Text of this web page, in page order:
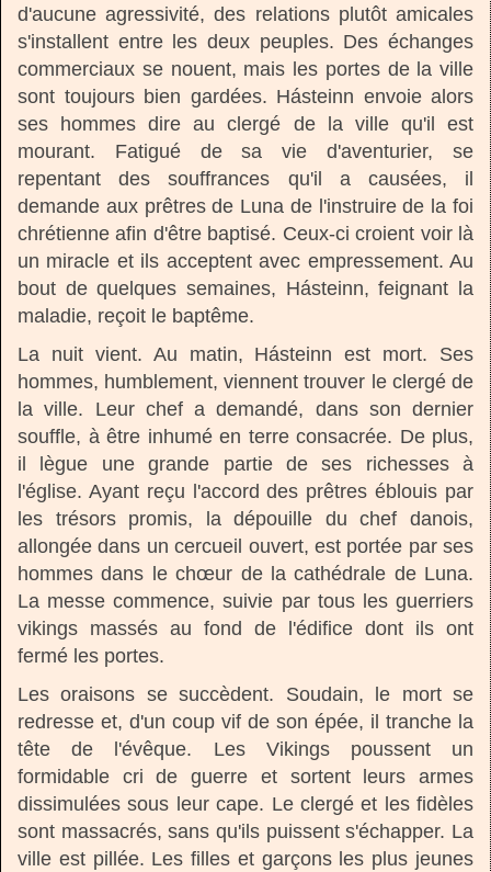
d'aucune agressivité, des relations plutôt amicales
s'installent entre les deux peuples. Des échanges
commerciaux se nouent, mais les portes de la ville
sont toujours bien gardées. Hásteinn envoie alors
ses hommes dire au clergé de la ville qu'il est
mourant. Fatigué de sa vie d'aventurier, se
repentant des souffrances qu'il a causées, il
demande aux prêtres de Luna de l'instruire de la foi
chrétienne afin d'être baptisé. Ceux-ci croient voir là
un miracle et ils acceptent avec empressement. Au
bout de quelques semaines, Hásteinn, feignant la
maladie, reçoit le baptême.
La nuit vient. Au matin, Hásteinn est mort. Ses
hommes, humblement, viennent trouver le clergé de
la ville. Leur chef a demandé, dans son dernier
souffle, à être inhumé en terre consacrée. De plus,
il lègue une grande partie de ses richesses à
l'église. Ayant reçu l'accord des prêtres éblouis par
les trésors promis, la dépouille du chef danois,
allongée dans un cercueil ouvert, est portée par ses
hommes dans le chœur de la cathédrale de Luna.
La messe commence, suivie par tous les guerriers
vikings massés au fond de l'édifice dont ils ont
fermé les portes.
Les oraisons se succèdent. Soudain, le mort se
redresse et, d'un coup vif de son épée, il tranche la
tête de l'évêque. Les Vikings poussent un
formidable cri de guerre et sortent leurs armes
dissimulées sous leur cape. Le clergé et les fidèles
sont massacrés, sans qu'ils puissent s'échapper. La
ville est pillée. Les filles et garçons les plus jeunes